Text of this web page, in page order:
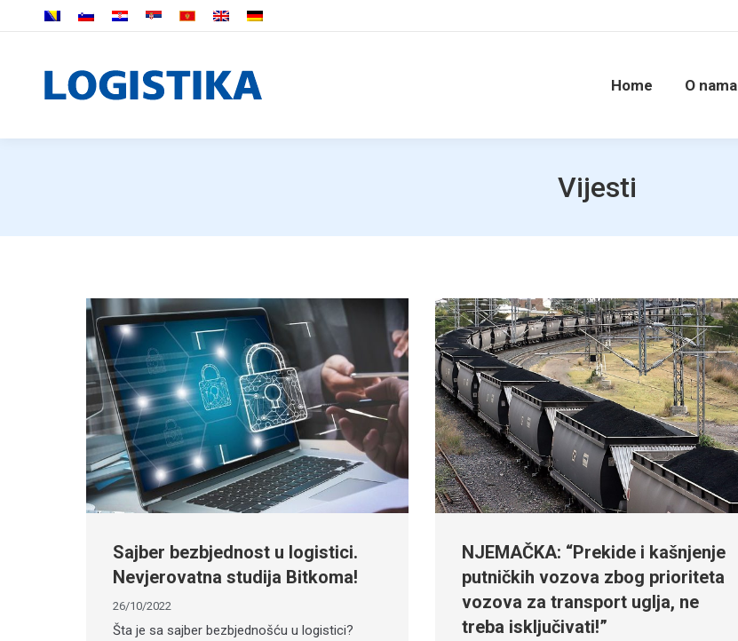
Home O nama
Vijesti
Sajber bezbjednost u logistici.
Nevjerovatna studija Bitkoma!
26/10/2022
Šta je sa sajber bezbjednošću u logistici?
NJEMAČKA: “Prekide i kašnjenje
putničkih vozova zbog prioriteta
vozova za transport uglja, ne
treba isključivati!”